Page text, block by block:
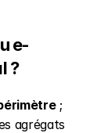
e-
?
;
agrégats